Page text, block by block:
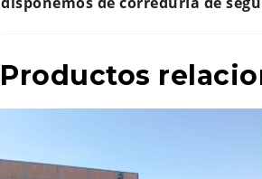
Productos